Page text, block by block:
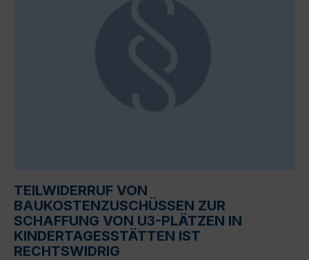
TEILWIDERRUF VON
BAUKOSTENZUSCHÜSSEN ZUR
SCHAFFUNG VON U3-PLÄTZEN IN
KINDERTAGESSTÄTTEN IST
RECHTSWIDRIG